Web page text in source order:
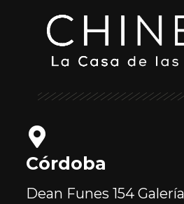
Córdoba
Dean Funes 154